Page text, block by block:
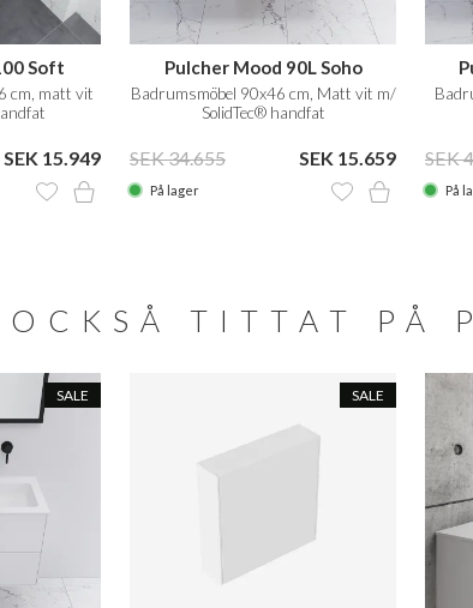
Soft
cm, matt vit
SEK 15.949
Pulcher Mood 90L Soho
Badrumsmöbel 90x46 cm, Matt vit m/
SolidTec® handfat
SEK 34.655 SEK 15.659
På lager
SEK
På
TITTAT PÅ
SALE SALE